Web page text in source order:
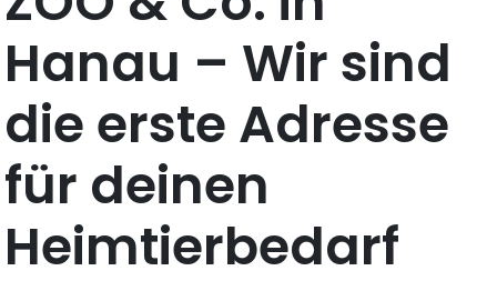
Hanau – Wir sind
die erste Adresse
für deinen
Heimtierbedarf